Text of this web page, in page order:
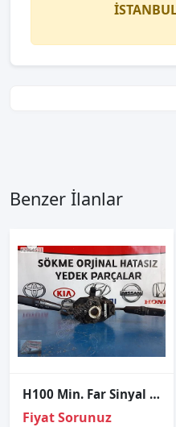
Benzer İlanlar
H100 Min. Far Sinyal Silecek Kolu Orjinal 1997-2008
Fiyat Sorunuz